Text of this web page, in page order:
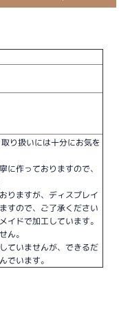
り扱いには十分にお気を
作っておりますので、
りますが、ディスプレイ
すので、ご了承ください
ドで加工しています。
ん。
ていませんが、できるだ
でいます。